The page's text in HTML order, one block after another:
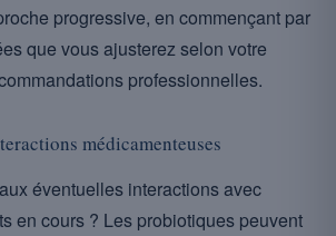
progressive, en commençant par
que vous ajusterez selon votre
professionnelles.
médicamenteuses
éventuelles interactions avec
en cours ? Les probiotiques peuvent